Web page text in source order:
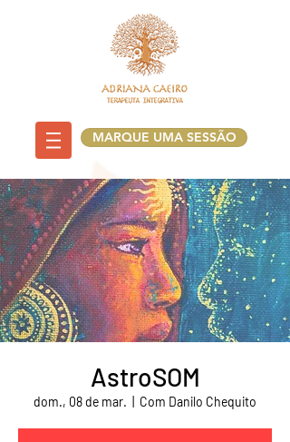
MARQUE UMA SESSÃO
AstroSOM
dom., 08 de mar. Com Danilo Chequito